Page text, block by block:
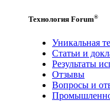
Технология Forum®
Уникальная
Статьи и
Результаты
Отзывы
Вопросы и